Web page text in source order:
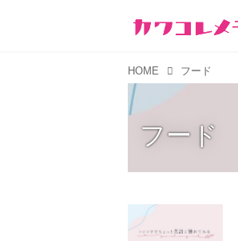
HOME フード
フード